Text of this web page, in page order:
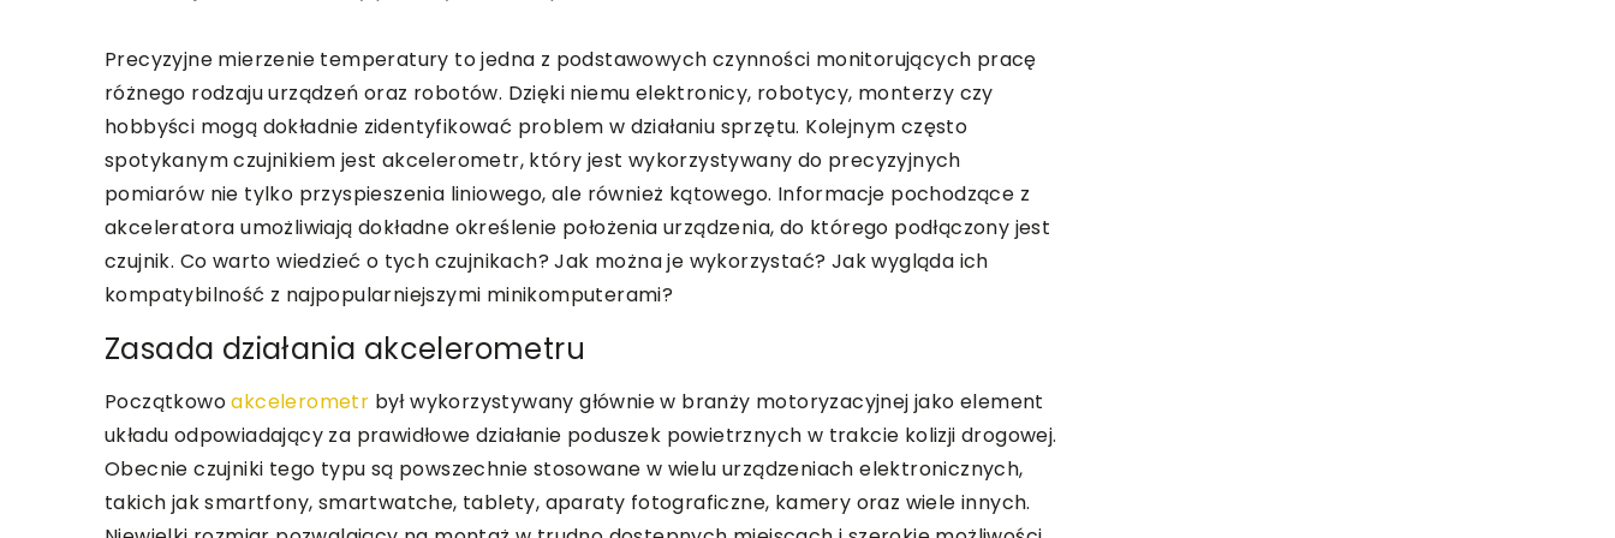
Precyzyjne mierzenie temperatury to jedna z podstawowych czynności monitorujących pracę
różnego rodzaju urządzeń oraz robotów. Dzięki niemu elektronicy, robotycy, monterzy czy
hobbyści mogą dokładnie zidentyfikować problem w działaniu sprzętu. Kolejnym często
spotykanym czujnikiem jest akcelerometr, który jest wykorzystywany do precyzyjnych
pomiarów nie tylko przyspieszenia liniowego, ale również kątowego. Informacje pochodzące z
akceleratora umożliwiają dokładne określenie położenia urządzenia, do którego podłączony jest
czujnik. Co warto wiedzieć o tych czujnikach? Jak można je wykorzystać? Jak wygląda ich
kompatybilność z najpopularniejszymi minikomputerami?
Zasada działania akcelerometru
Początkowoakcelerometr był wykorzystywany głównie w branży motoryzacyjnej jako element
układu odpowiadający za prawidłowe działanie poduszek powietrznych w trakcie kolizji drogowej.
Obecnie czujniki tego typu są powszechnie stosowane w wielu urządzeniach elektronicznych,
takich jak smartfony, smartwatche, tablety, aparaty fotograficzne, kamery oraz wiele innych.